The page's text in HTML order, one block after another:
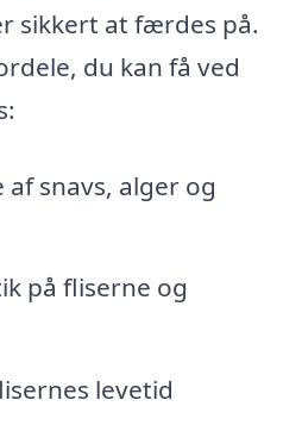
sikkert at færdes på.
du kan få ved
snavs, alger og
på fliserne og
levetid